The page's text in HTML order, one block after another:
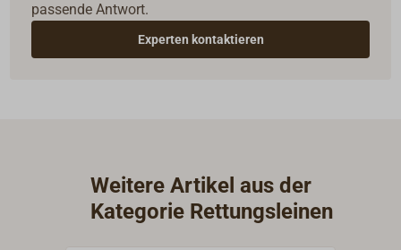
passende Antwort.
Experten kontaktieren
Weitere Artikel aus der
Kategorie Rettungsleinen